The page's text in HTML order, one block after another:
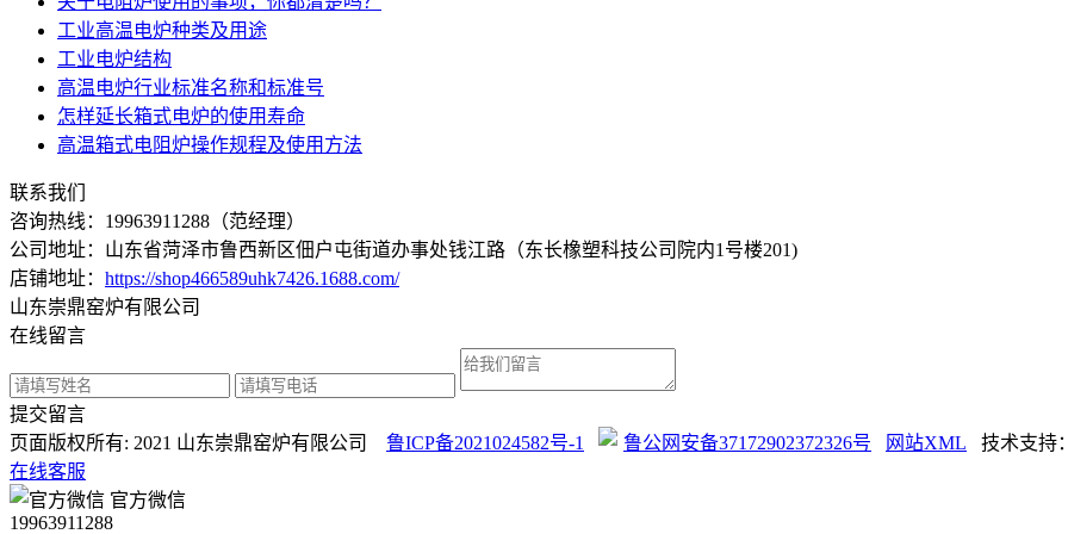
工业高温电炉种类及用途
工业电炉结构
高温电炉行业标准名称和标准号
怎样延长箱式电炉的使用寿命
高温箱式电阻炉操作规程及使用方法
联系我们
咨询热线： 19963911288 （范经理）
公司地址：山东省菏泽市鲁西新区佃户屯街道办事处钱江路（东长橡塑科技公司院内1号楼201)
店铺地址： https://shop466589uhk7426.1688.com/
山东崇鼎窑炉有限公司
在线留言
提交留言
页面版权所有: 2021 山东崇鼎窑炉有限公司
鲁ICP备2021024582号-1 鲁公网安备37172902372326号 网站XML 技术支持：
在线客服
官方微信
19963911288